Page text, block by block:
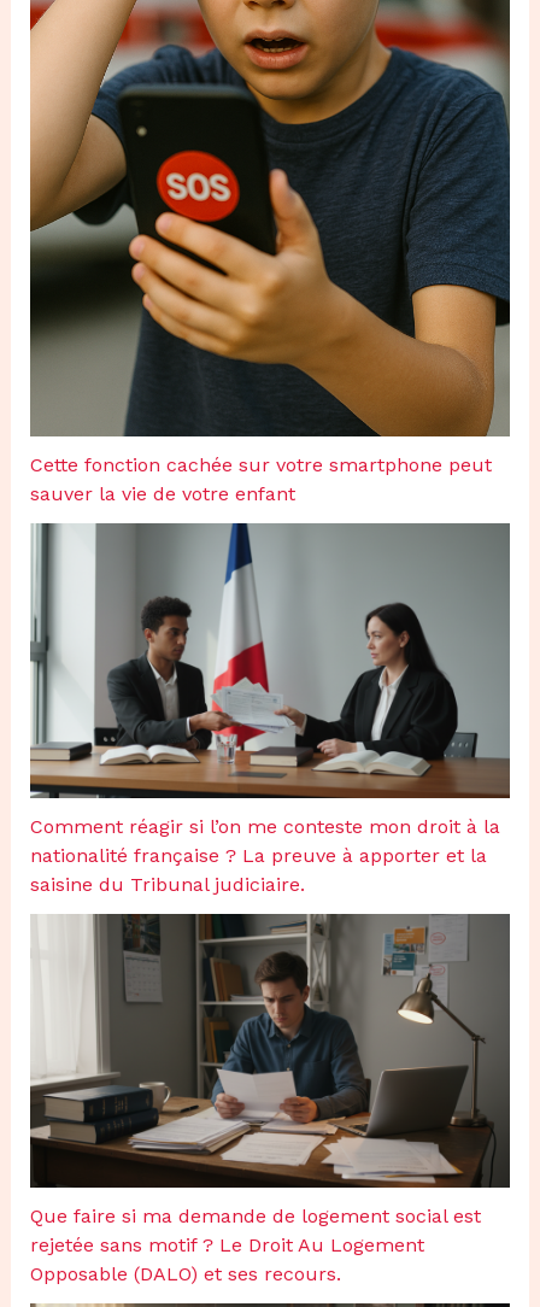
Cette fonction cachée sur votre smartphone peut
sauver la vie de votre enfant
Comment réagir si l’on me conteste mon droit à la
nationalité française ? La preuve à apporter et la
saisine du Tribunal judiciaire.
Que faire si ma demande de logement social est
rejetée sans motif ? Le Droit Au Logement
Opposable (DALO) et ses recours.